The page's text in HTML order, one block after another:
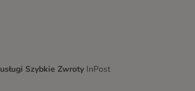
usługi Szybkie Zwroty InPost